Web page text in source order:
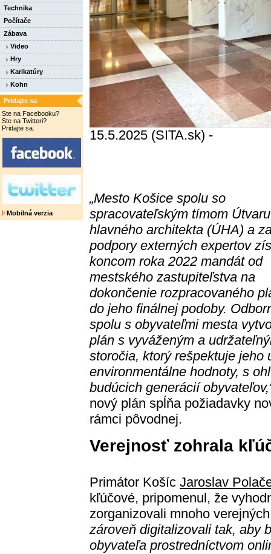
Technika
Počítače
Zábava
Video
Hry
Karikatúry
Kohn
Pridajte sa
Ste na Facebooku?
Ste na Twitteri?
Pridajte sa.
Mobilná verzia
15.5.2025 (SITA.sk) -
„Mesto Košice spolu so
spracovateľským tímom Útvaru
hlavného architekta (ÚHA) a
podpory externých expertov
koncom roka 2022 mandát od
mestského zastupiteľstva na
dokončenie rozpracovaného
do jeho finálnej podoby.
spolu s obyvateľmi mesta
plán s vyváženým a
storočia, ktorý rešpektuje jeho
environmentálne hodnoty, s
budúcich generácií
nový plán spĺňa požiadavky
rámci pôvodnej.
Verejnosť zohrala
Primátor Košíc Jaroslav
kľúčové, pripomenul, že
zorganizovali mnoho
zároveň digitalizovali tak, aby
obyvateľa prostredníctvom